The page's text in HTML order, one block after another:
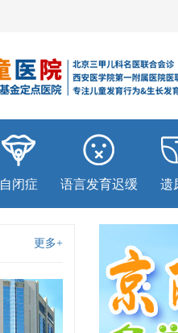
自闭症 语言发育迟缓 遗
更多+